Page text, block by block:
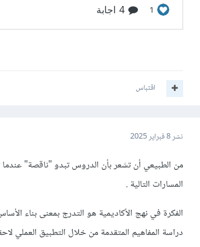
اقتباس
نشر8 فبراير 2025
من الطبيعي أن تشعر بأن الدروس تبدو "ناقصة"
المسارات التالية .
الفكرة في نهج الأكاديمية هو التدرج بمعنى بناء
دراسة المفاهيم المتقدمة من خلال التطبيق العملي